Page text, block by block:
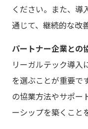
ください。また、導
通じて、継続的な改
パートナー企業との
リーガルテック導入
を選ぶことが重要で
の協業方法やサポー
ーシップを築くこと